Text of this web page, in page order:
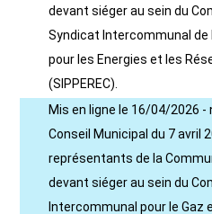
devant siéger au sein du
Syndicat Intercommunal de
pour les Energies et les
(SIPPEREC).
Mis en ligne le 16/04/2026 -
Conseil Municipal du 7 avril
représentants de la
devant siéger au sein du
Intercommunal pour le Gaz